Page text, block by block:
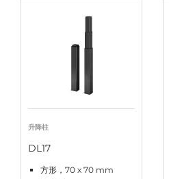
升降柱
DL17
方形，70 x 70 mm